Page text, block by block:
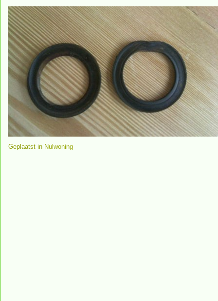
Geplaatst in Nulwoning